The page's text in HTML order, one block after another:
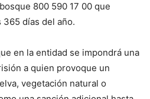
800 590 17 00 que
días del año.
en la entidad se impondrá una
a quien provoque un
vegetación natural o